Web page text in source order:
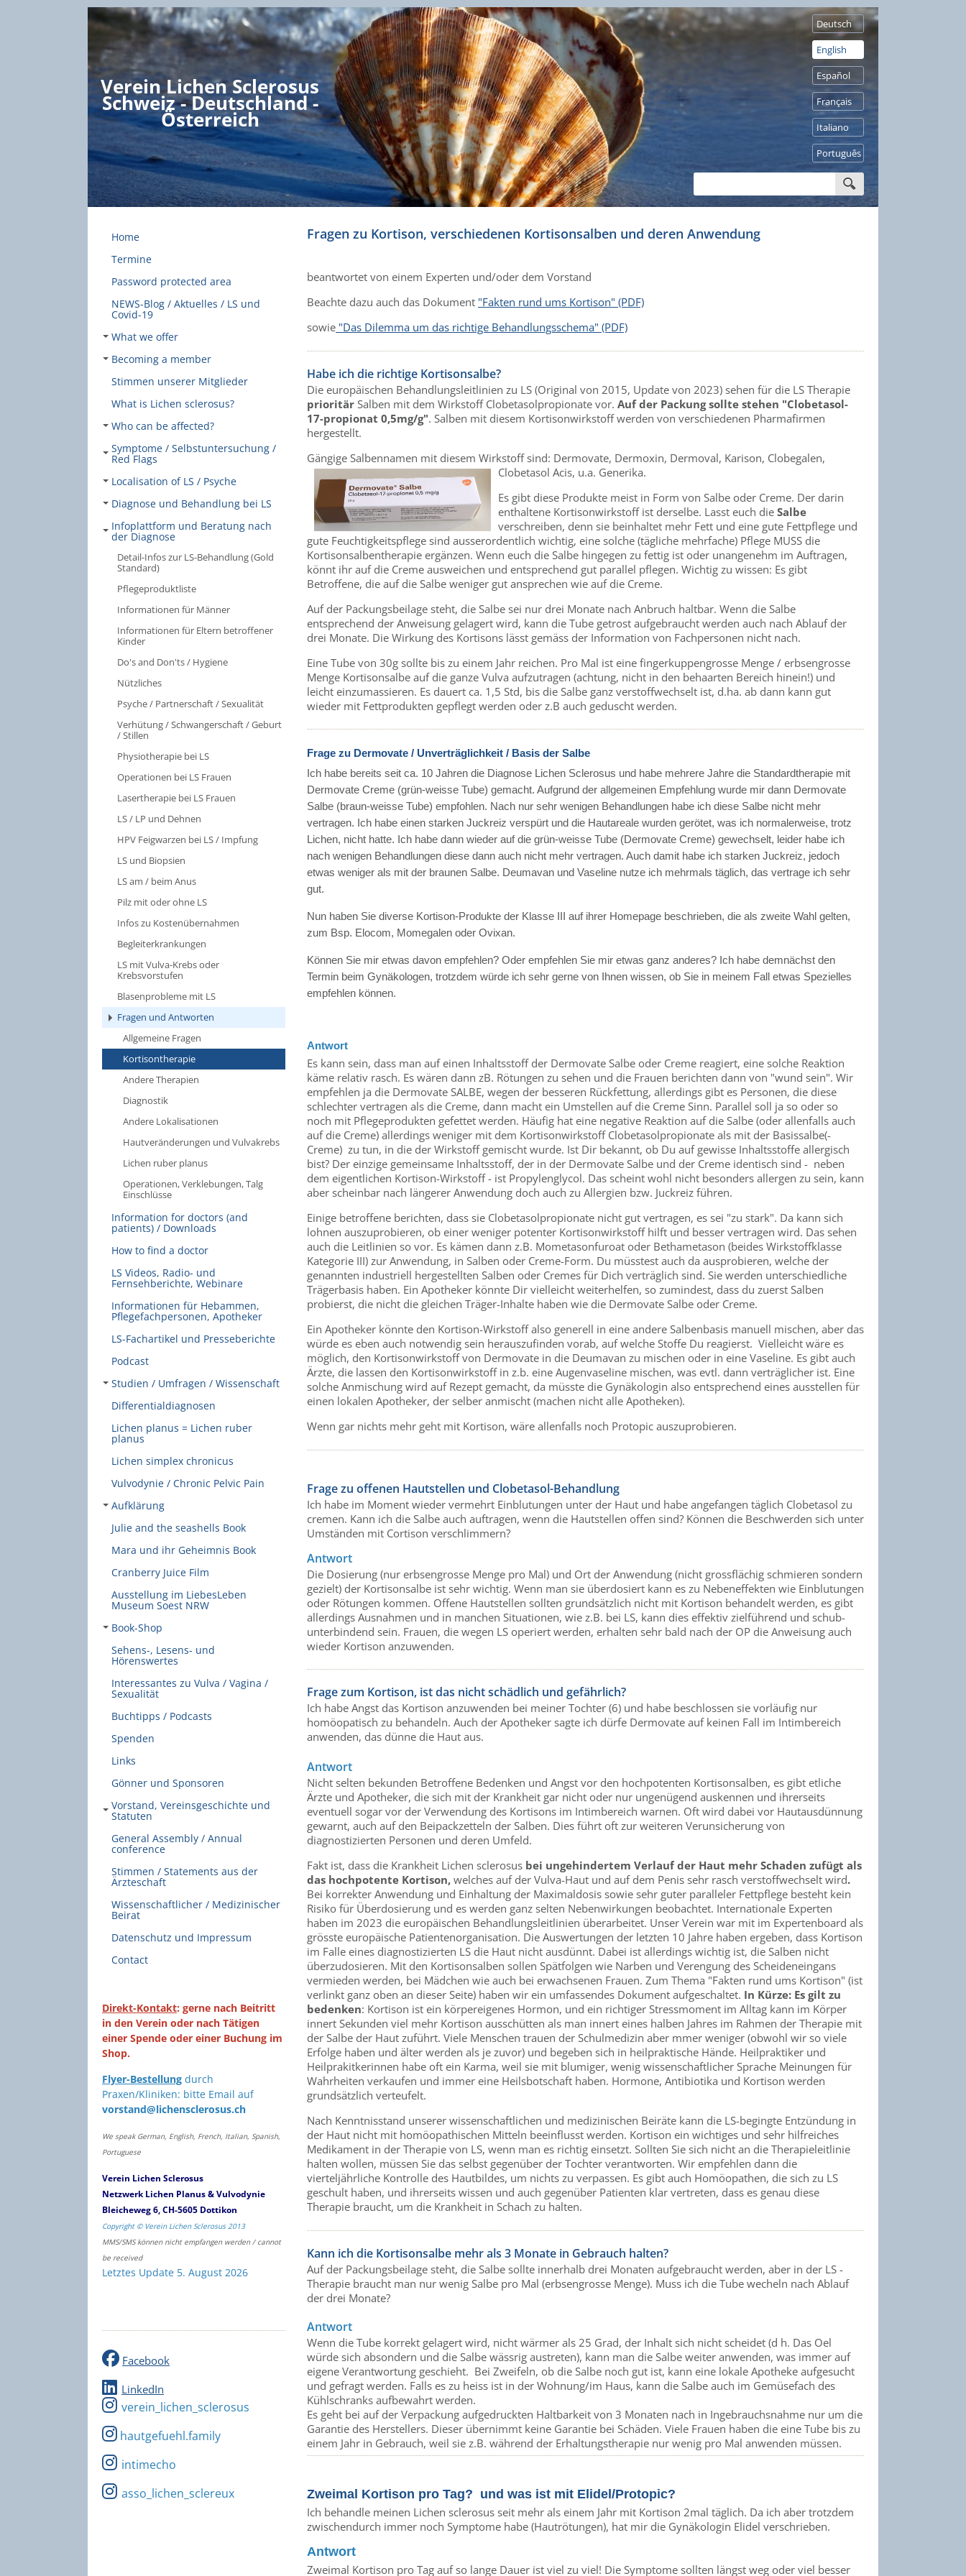
Verein Lichen Sclerosus
Schweiz - Deutschland -
Österreich
Deutsch
English
Español
Français
Italiano
Português
Home
Termine
Password protected area
NEWS-Blog / Aktuelles / LS und
Covid-19
What we offer
Becoming a member
Stimmen unserer Mitglieder
What is Lichen sclerosus?
Who can be affected?
Symptome / Selbstuntersuchung /
Red Flags
Localisation of LS / Psyche
Diagnose und Behandlung bei LS
Infoplattform und Beratung nach
der Diagnose
Detail-Infos zur LS-Behandlung (Gold
Standard)
Pflegeproduktliste
Informationen für Männer
Informationen für Eltern betroffener
Kinder
Do's and Don'ts / Hygiene
Nützliches
Psyche / Partnerschaft / Sexualität
Verhütung / Schwangerschaft / Geburt
/ Stillen
Physiotherapie bei LS
Operationen bei LS Frauen
Lasertherapie bei LS Frauen
LS / LP und Dehnen
HPV Feigwarzen bei LS / Impfung
LS und Biopsien
LS am / beim Anus
Pilz mit oder ohne LS
Infos zu Kostenübernahmen
Begleiterkrankungen
LS mit Vulva-Krebs oder
Krebsvorstufen
Blasenprobleme mit LS
Fragen und Antworten
Allgemeine Fragen
Kortisontherapie
Andere Therapien
Diagnostik
Andere Lokalisationen
Hautveränderungen und Vulvakrebs
Lichen ruber planus
Operationen, Verklebungen, Talg
Einschlüsse
Information for doctors (and
patients) / Downloads
How to find a doctor
LS Videos, Radio- und
Fernsehberichte, Webinare
Informationen für Hebammen,
Pflegefachpersonen, Apotheker
LS-Fachartikel und Presseberichte
Podcast
Studien / Umfragen / Wissenschaft
Differentialdiagnosen
Lichen planus = Lichen ruber
planus
Lichen simplex chronicus
Vulvodynie / Chronic Pelvic Pain
Aufklärung
Julie and the seashells Book
Mara und ihr Geheimnis Book
Cranberry Juice Film
Ausstellung im LiebesLeben
Museum Soest NRW
Book-Shop
Sehens-, Lesens- und
Hörenswertes
Interessantes zu Vulva / Vagina /
Sexualität
Buchtipps / Podcasts
Spenden
Links
Gönner und Sponsoren
Vorstand, Vereinsgeschichte und
Statuten
General Assembly / Annual
conference
Stimmen / Statements aus der
Ärzteschaft
Wissenschaftlicher / Medizinischer
Beirat
Datenschutz und Impressum
Contact
Direkt-Kontakt: gerne nach Beitritt
in den Verein oder nach Tätigen
einer Spende oder einer Buchung im
Shop.
Flyer-Bestellung durch
Praxen/Kliniken: bitte Email auf
vorstand@lichensclerosus.ch
We speak German, English, French, Italian, Spanish,
Portuguese
Verein Lichen Sclerosus
Netzwerk Lichen Planus & Vulvodynie
Bleicheweg 6, CH-5605 Dottikon
Copyright © Verein Lichen Sclerosus 2013
MMS/SMS können nicht empfangen werden / cannot
be received
Letztes Update 5. August 2026
Facebook
LinkedIn
verein_lichen_sclerosus
hautgefuehl.family
intimecho
asso_lichen_sclereux
Fragen zu Kortison, verschiedenen Kortisonsalben und deren Anwendung
beantwortet von einem Experten und/oder dem Vorstand
Beachte dazu auch das Dokument "Fakten rund ums Kortison" (PDF)
sowie "Das Dilemma um das richtige Behandlungsschema" (PDF)
Habe ich die richtige Kortisonsalbe?
Die europäischen Behandlungsleitlinien zu LS (Original von 2015, Update von 2023) sehen für die LS Therapie
prioritär Salben mit dem Wirkstoff Clobetasolpropionate vor. Auf der Packung sollte stehen "Clobetasol-
17-propionat 0,5mg/g". Salben mit diesem Kortisonwirkstoff werden von verschiedenen Pharmafirmen
hergestellt.
Gängige Salbennamen mit diesem Wirkstoff sind: Dermovate, Dermoxin, Dermoval, Karison, Clobegalen,
Clobetasol Acis, u.a. Generika.
Es gibt diese Produkte meist in Form von Salbe oder Creme. Der darin
enthaltene Kortisonwirkstoff ist derselbe. Lasst euch die Salbe
verschreiben, denn sie beinhaltet mehr Fett und eine gute Fettpflege und
gute Feuchtigkeitspflege sind ausserordentlich wichtig, eine solche (tägliche mehrfache) Pflege MUSS die
Kortisonsalbentherapie ergänzen. Wenn euch die Salbe hingegen zu fettig ist oder unangenehm im Auftragen,
könnt ihr auf die Creme ausweichen und entsprechend gut parallel pflegen. Wichtig zu wissen: Es gibt
Betroffene, die auf die Salbe weniger gut ansprechen wie auf die Creme.
Auf der Packungsbeilage steht, die Salbe sei nur drei Monate nach Anbruch haltbar. Wenn die Salbe
entsprechend der Anweisung gelagert wird, kann die Tube getrost aufgebraucht werden auch nach Ablauf der
drei Monate. Die Wirkung des Kortisons lässt gemäss der Information von Fachpersonen nicht nach.
Eine Tube von 30g sollte bis zu einem Jahr reichen. Pro Mal ist eine fingerkuppengrosse Menge / erbsengrosse
Menge Kortisonsalbe auf die ganze Vulva aufzutragen (achtung, nicht in den behaarten Bereich hinein!) und
leicht einzumassieren. Es dauert ca. 1,5 Std, bis die Salbe ganz verstoffwechselt ist, d.ha. ab dann kann gut
wieder mit Fettprodukten gepflegt werden oder z.B auch geduscht werden.
Frage zu Dermovate / Unverträglichkeit / Basis der Salbe
Ich habe bereits seit ca. 10 Jahren die Diagnose Lichen Sclerosus und habe mehrere Jahre die Standardtherapie mit
Dermovate Creme (grün-weisse Tube) gemacht. Aufgrund der allgemeinen Empfehlung wurde mir dann Dermovate
Salbe (braun-weisse Tube) empfohlen. Nach nur sehr wenigen Behandlungen habe ich diese Salbe nicht mehr
vertragen. Ich habe einen starken Juckreiz verspürt und die Hautareale wurden gerötet, was ich normalerweise, trotz
Lichen, nicht hatte. Ich habe dann wieder auf die grün-weisse Tube (Dermovate Creme) gewechselt, leider habe ich
nach wenigen Behandlungen diese dann auch nicht mehr vertragen. Auch damit habe ich starken Juckreiz, jedoch
etwas weniger als mit der braunen Salbe. Deumavan und Vaseline nutze ich mehrmals täglich, das vertrage ich sehr
gut.
Nun haben Sie diverse Kortison-Produkte der Klasse III auf ihrer Homepage beschrieben, die als zweite Wahl gelten,
zum Bsp. Elocom, Momegalen oder Ovixan.
Können Sie mir etwas davon empfehlen? Oder empfehlen Sie mir etwas ganz anderes? Ich habe demnächst den
Termin beim Gynäkologen, trotzdem würde ich sehr gerne von Ihnen wissen, ob Sie in meinem Fall etwas Spezielles
empfehlen können.
Antwort
Es kann sein, dass man auf einen Inhaltsstoff der Dermovate Salbe oder Creme reagiert, eine solche Reaktion
käme relativ rasch. Es wären dann zB. Rötungen zu sehen und die Frauen berichten dann von "wund sein". Wir
empfehlen ja die Dermovate SALBE, wegen der besseren Rückfettung, allerdings gibt es Personen, die diese
schlechter vertragen als die Creme, dann macht ein Umstellen auf die Creme Sinn. Parallel soll ja so oder so
noch mit Pflegeprodukten gefettet werden. Häufig hat eine negative Reaktion auf die Salbe (oder allenfalls auch
auf die Creme) allerdings weniger mit dem Kortisonwirkstoff Clobetasolpropionate als mit der Basissalbe(-
Creme) zu tun, in die der Wirkstoff gemischt wurde. Ist Dir bekannt, ob Du auf gewisse Inhaltsstoffe allergisch
bist? Der einzige gemeinsame Inhaltsstoff, der in der Dermovate Salbe und der Creme identisch sind - neben
dem eigentlichen Kortison-Wirkstoff - ist Propylenglycol. Das scheint wohl nicht besonders allergen zu sein, kann
aber scheinbar nach längerer Anwendung doch auch zu Allergien bzw. Juckreiz führen.
Einige betroffene berichten, dass sie Clobetasolpropionate nicht gut vertragen, es sei "zu stark". Da kann sich
lohnen auszuprobieren, ob einer weniger potenter Kortisonwirkstoff hilft und besser vertragen wird. Das sehen
auch die Leitlinien so vor. Es kämen dann z.B. Mometasonfuroat oder Bethametason (beides Wirkstoffklasse
Kategorie III) zur Anwendung, in Salben oder Creme-Form. Du müsstest auch da ausprobieren, welche der
genannten industriell hergestellten Salben oder Cremes für Dich verträglich sind. Sie werden unterschiedliche
Trägerbasis haben. Ein Apotheker könnte Dir vielleicht weiterhelfen, so zumindest, dass du zuerst Salben
probierst, die nicht die gleichen Träger-Inhalte haben wie die Dermovate Salbe oder Creme.
Ein Apotheker könnte den Kortison-Wirkstoff also generell in eine andere Salbenbasis manuell mischen, aber das
würde es eben auch notwendig sein herauszufinden vorab, auf welche Stoffe Du reagierst. Vielleicht wäre es
möglich, den Kortisonwirkstoff von Dermovate in die Deumavan zu mischen oder in eine Vaseline. Es gibt auch
Ärzte, die lassen den Kortisonwirkstoff in z.b. eine Augenvaseline mischen, was evtl. dann verträglicher ist. Eine
solche Anmischung wird auf Rezept gemacht, da müsste die Gynäkologin also entsprechend eines ausstellen für
einen lokalen Apotheker, der selber anmischt (machen nicht alle Apotheken).
Wenn gar nichts mehr geht mit Kortison, wäre allenfalls noch Protopic auszuprobieren.
Frage zu offenen Hautstellen und Clobetasol-Behandlung
Ich habe im Moment wieder vermehrt Einblutungen unter der Haut und habe angefangen täglich Clobetasol zu
cremen. Kann ich die Salbe auch auftragen, wenn die Hautstellen offen sind? Können die Beschwerden sich unter
Umständen mit Cortison verschlimmern?
Antwort
Die Dosierung (nur erbsengrosse Menge pro Mal) und Ort der Anwendung (nicht grossflächig schmieren sondern
gezielt) der Kortisonsalbe ist sehr wichtig. Wenn man sie überdosiert kann es zu Nebeneffekten wie Einblutungen
oder Rötungen kommen. Offene Hautstellen sollten grundsätzlich nicht mit Kortison behandelt werden, es gibt
allerdings Ausnahmen und in manchen Situationen, wie z.B. bei LS, kann dies effektiv zielführend und schub-
unterbindend sein. Frauen, die wegen LS operiert werden, erhalten sehr bald nach der OP die Anweisung auch
wieder Kortison anzuwenden.
Frage zum Kortison, ist das nicht schädlich und gefährlich?
Ich habe Angst das Kortison anzuwenden bei meiner Tochter (6) und habe beschlossen sie vorläufig nur
homöopatisch zu behandeln. Auch der Apotheker sagte ich dürfe Dermovate auf keinen Fall im Intimbereich
anwenden, das dünne die Haut aus.
Antwort
Nicht selten bekunden Betroffene Bedenken und Angst vor den hochpotenten Kortisonsalben, es gibt etliche
Ärzte und Apotheker, die sich mit der Krankheit gar nicht oder nur ungenügend auskennen und ihrerseits
eventuell sogar vor der Verwendung des Kortisons im Intimbereich warnen. Oft wird dabei vor Hautausdünnung
gewarnt, auch auf den Beipackzetteln der Salben. Dies führt oft zur weiteren Verunsicherung von
diagnostizierten Personen und deren Umfeld.
Fakt ist, dass die Krankheit Lichen sclerosus bei ungehindertem Verlauf der Haut mehr Schaden zufügt als
das hochpotente Kortison, welches auf der Vulva-Haut und auf dem Penis sehr rasch verstoffwechselt wird.
Bei korrekter Anwendung und Einhaltung der Maximaldosis sowie sehr guter paralleler Fettpflege besteht kein
Risiko für Überdosierung und es werden ganz selten Nebenwirkungen beobachtet. Internationale Experten
haben im 2023 die europäischen Behandlungsleitlinien überarbeitet. Unser Verein war mit im Expertenboard als
grösste europäische Patientenorganisation. Die Auswertungen der letzten 10 Jahre haben ergeben, dass Kortison
im Falle eines diagnostizierten LS die Haut nicht ausdünnt. Dabei ist allerdings wichtig ist, die Salben nicht
überzudosieren. Mit den Kortisonsalben sollen Spätfolgen wie Narben und Verengung des Scheideneingans
vermieden werden, bei Mädchen wie auch bei erwachsenen Frauen. Zum Thema "Fakten rund ums Kortison" (ist
verlinkt ganz oben an dieser Seite) haben wir ein umfassendes Dokument aufgeschaltet. In Kürze: Es gilt zu
bedenken: Kortison ist ein körpereigenes Hormon, und ein richtiger Stressmoment im Alltag kann im Körper
innert Sekunden viel mehr Kortison ausschütten als man innert eines halben Jahres im Rahmen der Therapie mit
der Salbe der Haut zuführt. Viele Menschen trauen der Schulmedizin aber mmer weniger (obwohl wir so viele
Erfolge haben und älter werden als je zuvor) und begeben sich in heilpraktische Hände. Heilpraktiker und
Heilprakitkerinnen habe oft ein Karma, weil sie mit blumiger, wenig wissenschaftlicher Sprache Meinungen für
Wahrheiten verkaufen und immer eine Heilsbotschaft haben. Hormone, Antibiotika und Kortison werden
grundsätzlich verteufelt.
Nach Kenntnisstand unserer wissenschaftlichen und medizinischen Beiräte kann die LS-begingte Entzündung in
der Haut nicht mit homöopathischen Mitteln beeinflusst werden. Kortison ein wichtiges und sehr hilfreiches
Medikament in der Therapie von LS, wenn man es richtig einsetzt. Sollten Sie sich nicht an die Therapieleitlinie
halten wollen, müssen Sie das selbst gegenüber der Tochter verantworten. Wir empfehlen dann die
vierteljährliche Kontrolle des Hautbildes, um nichts zu verpassen. Es gibt auch Homöopathen, die sich zu LS
geschult haben, und ihrerseits wissen und auch gegenüber Patienten klar vertreten, dass es genau diese
Therapie braucht, um die Krankheit in Schach zu halten.
Kann ich die Kortisonsalbe mehr als 3 Monate in Gebrauch halten?
Auf der Packungsbeilage steht, die Salbe sollte innerhalb drei Monaten aufgebraucht werden, aber in der LS -
Therapie braucht man nur wenig Salbe pro Mal (erbsengrosse Menge). Muss ich die Tube wecheln nach Ablauf
der drei Monate?
Antwort
Wenn die Tube korrekt gelagert wird, nicht wärmer als 25 Grad, der Inhalt sich nicht scheidet (d h. Das Oel
würde sich absondern und die Salbe wässrig austreten), kann man die Salbe weiter anwenden, was immer auf
eigene Verantwortung geschieht. Bei Zweifeln, ob die Salbe noch gut ist, kann eine lokale Apotheke aufgesucht
und gefragt werden. Falls es zu heiss ist in der Wohnung/im Haus, kann die Salbe auch im Gemüsefach des
Kühlschranks aufbewahrt werden.
Es geht bei auf der Verpackung aufgedruckten Haltbarkeit von 3 Monaten nach in Ingebrauchsnahme nur um die
Garantie des Herstellers. Dieser übernimmt keine Garantie bei Schäden. Viele Frauen haben die eine Tube bis zu
einem Jahr in Gebrauch, weil sie z.B. während der Erhaltungstherapie nur wenig pro Mal anwenden müssen.
Zweimal Kortison pro Tag? und was ist mit Elidel/Protopic?
Ich behandle meinen Lichen sclerosus seit mehr als einem Jahr mit Kortison 2mal täglich. Da ich aber trotzdem
zwischendurch immer noch Symptome habe (Hautrötungen), hat mir die Gynäkologin Elidel verschrieben.
Antwort
Zweimal Kortison pro Tag auf so lange Dauer ist viel zu viel! Die Symptome sollten längst weg oder viel besser